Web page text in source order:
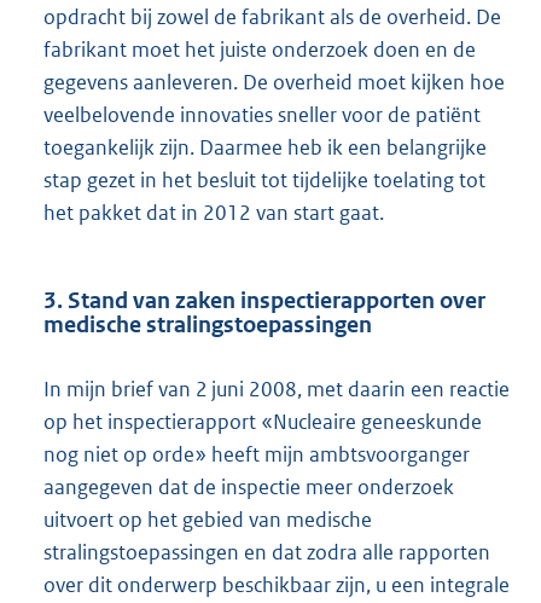
opdracht bij zowel de fabrikant als de overheid. De
fabrikant moet het juiste onderzoek doen en de
gegevens aanleveren. De overheid moet kijken hoe
veelbelovende innovaties sneller voor de patiënt
toegankelijk zijn. Daarmee heb ik een belangrijke
stap gezet in het besluit tot tijdelijke toelating tot
het pakket dat in 2012 van start gaat.
3. Stand van zaken inspectierapporten over
medische stralingstoepassingen
In mijn brief van 2 juni 2008, met daarin een reactie
op het inspectierapport «Nucleaire geneeskunde
nog niet op orde» heeft mijn ambtsvoorganger
aangegeven dat de inspectie meer onderzoek
uitvoert op het gebied van medische
stralingstoepassingen en dat zodra alle rapporten
over dit onderwerp beschikbaar zijn, u een integrale